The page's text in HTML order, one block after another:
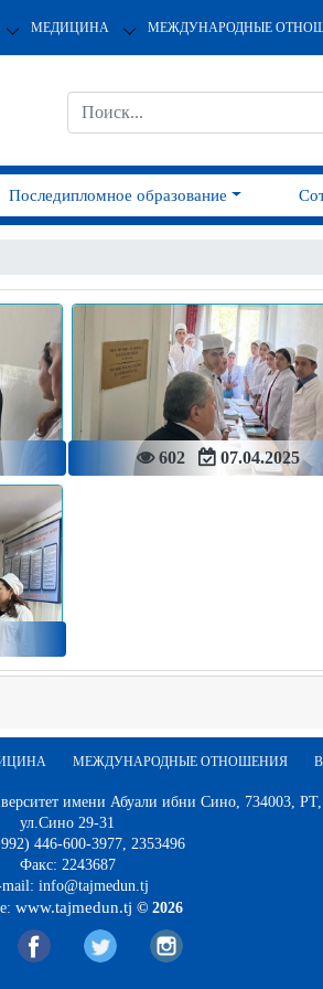
МЕДИЦИНА МЕЖДУНАРОДНЫЕ
Последипломное образование
602 07.04.2025
МЕЖДУНАРОДНЫЕ ОТНОШЕНИЯ
имени Абуали ибни Сино, 734003,
ул.Сино 29-31
446-600-3977, 2353496
Факс: 2243687
info@tajmedun.tj
www.tajmedun.tj © 2026